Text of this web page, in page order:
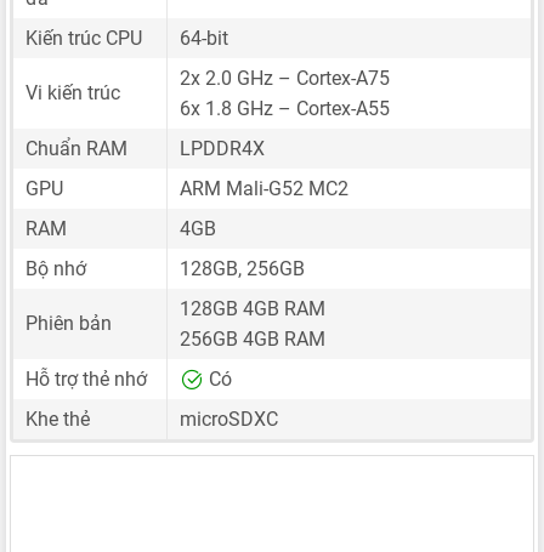
Kiến trúc CPU 64-bit
Vi kiến trúc
2x 2.0 GHz – Cortex-A75
6x 1.8 GHz – Cortex-A55
Chuẩn RAM
LPDDR4X
GPU
ARM Mali-G52 MC2
RAM
4GB
Bộ nhớ
128GB, 256GB
Phiên bản
128GB 4GB RAM
256GB 4GB RAM
Hỗ trợ thẻ nhớ
Có
Khe thẻ
microSDXC